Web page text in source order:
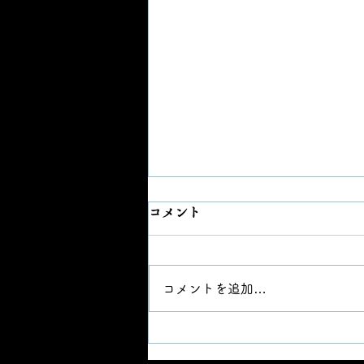
「山姥切国広」の製作再開を
コメント
コメントを追加…